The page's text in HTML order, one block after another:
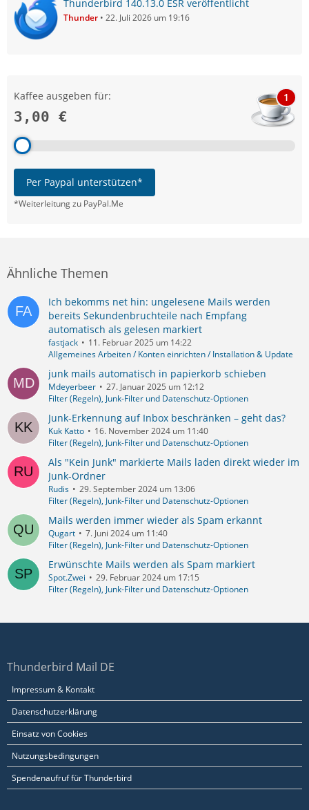
Thunderbird 140.13.0 ESR veröffentlicht
Thunder 22. Juli 2026 um 19:16
Kaffee ausgeben für:
3,00 €
1
Per Paypal unterstützen*
*Weiterleitung zu PayPal.Me
Ähnliche Themen
Ich bekomms net hin: ungelesene Mails werden
bereits Sekundenbruchteile nach Empfang
automatisch als gelesen markiert
fastjack
11. Februar 2025 um 14:22
Allgemeines Arbeiten / Konten einrichten / Installation & Update
junk mails automatisch in papierkorb schieben
Mdeyerbeer
27. Januar 2025 um 12:12
Filter (Regeln), Junk-Filter und Datenschutz-Optionen
Junk-Erkennung auf Inbox beschränken – geht das?
Kuk Katto
16. November 2024 um 11:40
Filter (Regeln), Junk-Filter und Datenschutz-Optionen
Als "Kein Junk" markierte Mails laden direkt wieder im
Junk-Ordner
Rudis
29. September 2024 um 13:06
Filter (Regeln), Junk-Filter und Datenschutz-Optionen
Mails werden immer wieder als Spam erkannt
Qugart
7. Juni 2024 um 11:40
Filter (Regeln), Junk-Filter und Datenschutz-Optionen
Erwünschte Mails werden als Spam markiert
Spot.Zwei
29. Februar 2024 um 17:15
Filter (Regeln), Junk-Filter und Datenschutz-Optionen
Thunderbird Mail DE
Impressum & Kontakt
Datenschutzerklärung
Einsatz von Cookies
Nutzungsbedingungen
Spendenaufruf für Thunderbird